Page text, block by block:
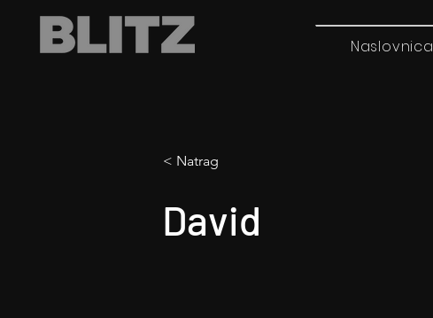
Naslovnica
< Natrag
David